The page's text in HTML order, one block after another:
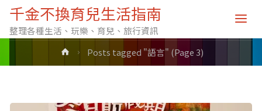
千金不換育兒生活指南
整理各種生活、玩樂、育兒、旅行資訊
標籤: 語言
HomePosts tagged "語言" (Page 3)